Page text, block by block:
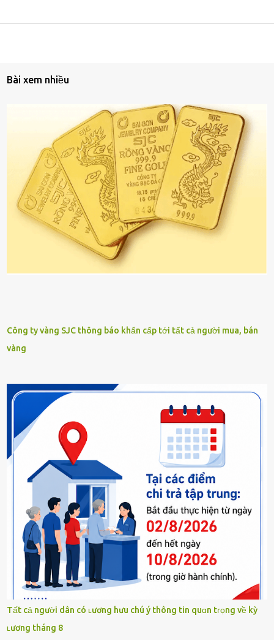
Bài xem nhiều
Công ty vàng SJC thông báo khẩn cấp tới tất cả người mua, bán
vàng
Tất cả người dân có ʟương hưu chú ý thông tin quɑn tɾọng về kỳ
ʟương tháng 8